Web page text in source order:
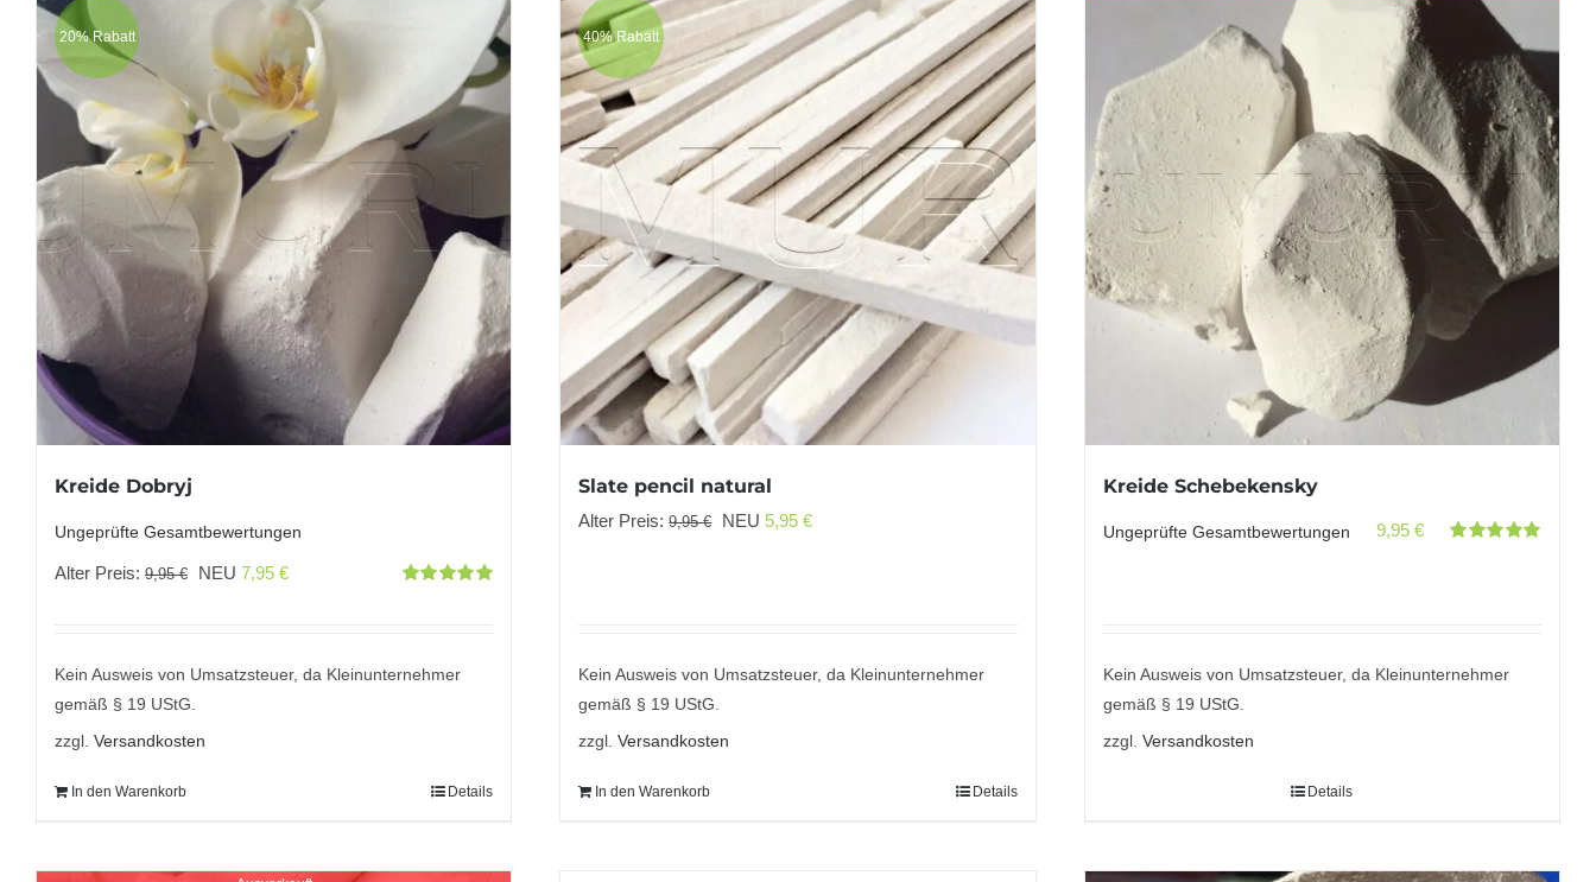
20% Rabatt
Kreide Dobryj
Ungeprüfte Gesamtbewertungen
Alter Preis: 9,95€
Ursprünglicher
9,95 €
NEU 7,95 €Aktueller
7,95 €.
Kein Ausweis von Umsatzsteuer, da Kleinunternehmer
gemäß § 19 UStG.
zzgl. Versandkosten
In den Warenkorb Details
40% Rabatt
Slate pencil natural
Alter Preis: 9,95€
Ursprünglicher
NEU 5,95€Aktueller
Kein Ausweis von Umsatzsteuer, da Kleinunternehmer
gemäß § 19 UStG.
zzgl.Versandkosten
In den Warenkorb Details
Kreide Schebekensky
Ungeprüfte Gesamtbewertungen 9,95€
Kein Ausweis von Umsatzsteuer, da Kleinunternehmer
gemäß § 19 UStG.
zzgl. Versandkosten
Details